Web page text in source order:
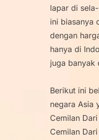
lapar di
ini biasanya
dengan
hanya di
juga banyak
Berikut ini
negara Asia
Cemilan
Cemilan